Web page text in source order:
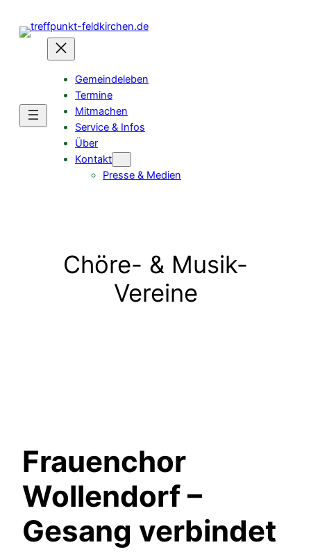
Gemeindeleben
Termine
Mitmachen
Service & Infos
Über
Kontakt
Presse & Medien
Chöre- & Musik-
Vereine
Frauenchor
Wollendorf –
Gesang verbindet